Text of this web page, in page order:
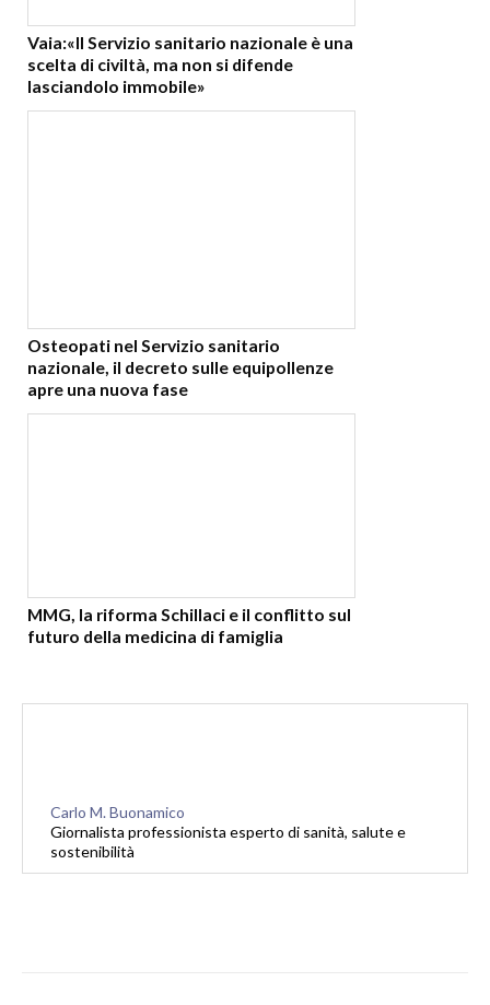
Vaia:«Il Servizio sanitario nazionale è una
scelta di civiltà, ma non si difende
lasciandolo immobile»
Osteopati nel Servizio sanitario
nazionale, il decreto sulle equipollenze
apre una nuova fase
MMG, la riforma Schillaci e il conflitto sul
futuro della medicina di famiglia
Carlo M. Buonamico
Giornalista professionista esperto di sanità, salute e
sostenibilità